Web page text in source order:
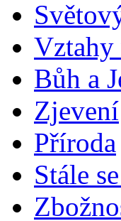
Vztahy
Bůh a
Zjevení
Příroda
Stále